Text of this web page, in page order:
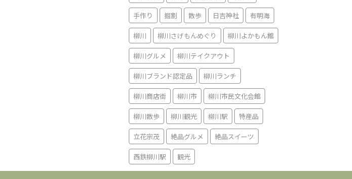
手作り 掘割 散歩 日吉神社 有明海
柳川 柳川さげもんめぐり 柳川よかもん館
柳川グルメ 柳川テイクアウト
柳川ブランド認定品 柳川ランチ
柳川商店街 柳川市 柳川市民文化会館
柳川散歩 柳川観光 柳川駅 特産品
立花宗茂 絶品グルメ 絶品スイーツ
西鉄柳川駅 観光